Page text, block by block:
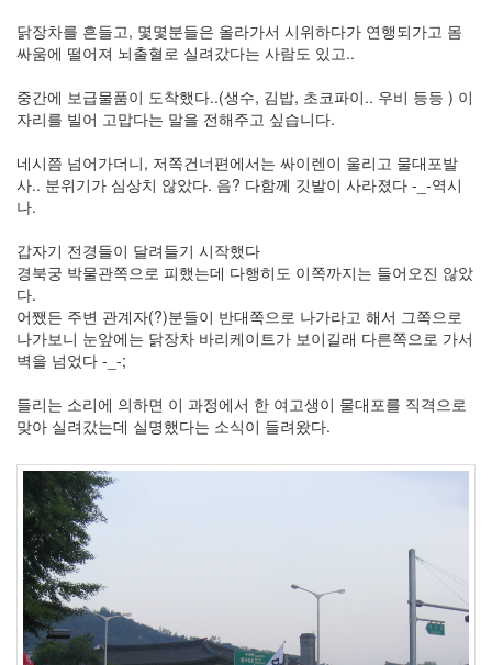
닭장차를 흔들고, 몇몇분들은 올라가서 시위하다가 연행되가고 몸
싸움에 떨어져 뇌출혈로 실려갔다는 사람도 있고..
중간에 보급물품이 도착했다..(생수, 김밥, 초코파이.. 우비 등등 ) 이
자리를 빌어 고맙다는 말을 전해주고 싶습니다.
네시쯤 넘어가더니, 저쪽건너편에서는 싸이렌이 울리고 물대포발
사.. 분위기가 심상치 않았다. 음? 다함께 깃발이 사라졌다 -_-역시
나.
갑자기 전경들이 달려들기 시작했다
경북궁 박물관쪽으로 피했는데 다행히도 이쪽까지는 들어오진 않았
다.
어쨌든 주변 관계자(?)분들이 반대쪽으로 나가라고 해서 그쪽으로
나가보니 눈앞에는 닭장차 바리케이트가 보이길래 다른쪽으로 가서
벽을 넘었다 -_-;
들리는 소리에 의하면 이 과정에서 한 여고생이 물대포를 직격으로
맞아 실려갔는데 실명했다는 소식이 들려왔다.